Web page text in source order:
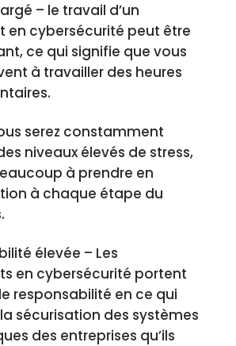
– le travail d’un
en cybersécurité peut être
ce qui signifie que vous
à travailler des heures
serez constamment
niveaux élevés de stress,
à prendre en
à chaque étape du
élevée – Les
en cybersécurité portent
responsabilité en ce qui
sécurisation des systèmes
des entreprises qu’ils